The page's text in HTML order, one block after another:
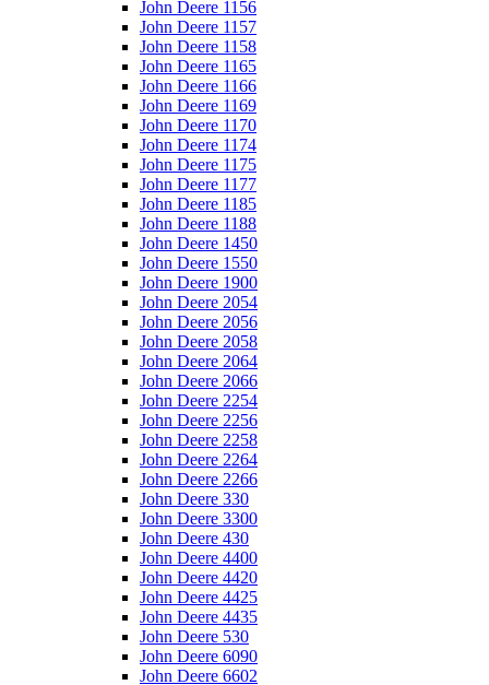
John Deere 1156
John Deere 1157
John Deere 1158
John Deere 1165
John Deere 1166
John Deere 1169
John Deere 1170
John Deere 1174
John Deere 1175
John Deere 1177
John Deere 1185
John Deere 1188
John Deere 1450
John Deere 1550
John Deere 1900
John Deere 2054
John Deere 2056
John Deere 2058
John Deere 2064
John Deere 2066
John Deere 2254
John Deere 2256
John Deere 2258
John Deere 2264
John Deere 2266
John Deere 330
John Deere 3300
John Deere 430
John Deere 4400
John Deere 4420
John Deere 4425
John Deere 4435
John Deere 530
John Deere 6090
John Deere 6602